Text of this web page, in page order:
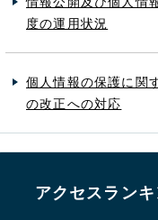
度の運用状況
個人情報の保護に関
の改正への対応
アクセスラン